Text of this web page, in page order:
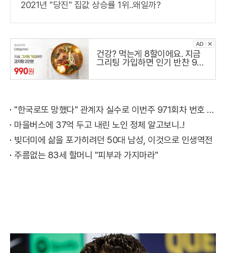
2021년 "당진" 집값 상승률 1위..왜일까?
건강? 먹는게 8할이에요. 지금
그리팅 가입하면 인기 반찬 990
"한국로또 망했다" 관계자 실수로 이번주 971회차 번호 6자리 공개!? 꼭 확인해라!
마을버스에 37억 두고 내린 노인 정체 알고보니..!
빚더미에 삶을 포가히려던 50대 남성, 이것으로 인생역전
주름없는 83세 할머니 "피부과 가지마라"